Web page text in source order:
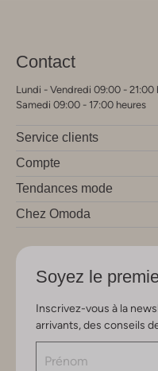
Contact
Lundi - Vendredi 09:00 - 21:00
Samedi 09:00 - 17:00 heures
Service clients
Compte
Tendances mode
Chez Omoda
Soyez le
Inscrivez-vous à la
arrivants, des conseils